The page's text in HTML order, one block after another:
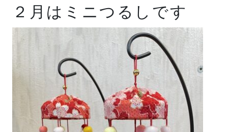
２月はミニつるしです